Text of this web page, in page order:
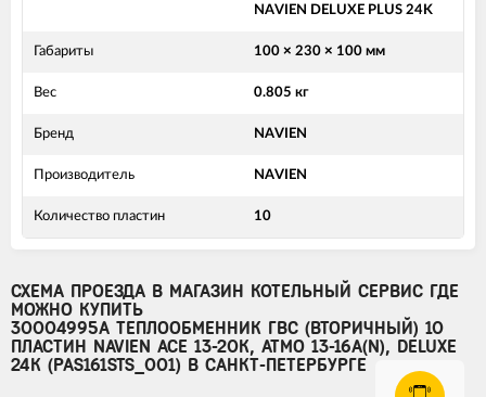
NAVIEN DELUXE PLUS 24K
Габариты 100 × 230 × 100 мм
Вес 0.805 кг
Бренд NAVIEN
Производитель NAVIEN
Количество пластин 10
СХЕМА ПРОЕЗДА В МАГАЗИН КОТЕЛЬНЫЙ СЕРВИС ГДЕ
МОЖНО КУПИТЬ
30004995A ТЕПЛООБМЕННИК ГВС (ВТОРИЧНЫЙ) 10
ПЛАСТИН NAVIEN ACE 13-20K, ATMO 13-16A(N), DELUXE
24K (PAS161STS_001) В САНКТ-ПЕТЕРБУРГЕ